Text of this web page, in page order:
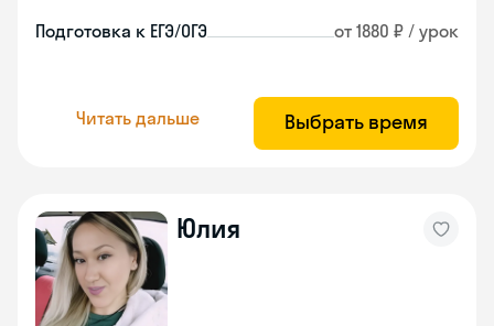
Подготовка к ЕГЭ/ОГЭ от 1880 ₽ / урок
Читать дальше Выбрать время
Юлия